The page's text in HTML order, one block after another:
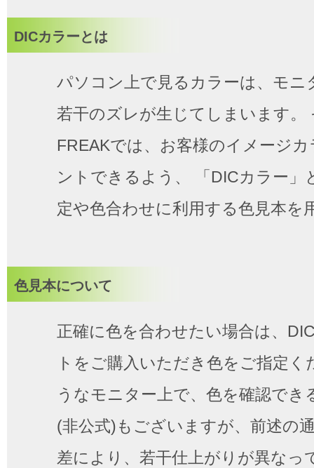
DICカラーとは
パソコン上で見るカラーは、モニ
若干のズレが生じてしまいます。
FREAKでは、お客様のイメージ
ントできるよう、 「DICカラー」
定や色合わせに利用する色見本を
色見本について
正確に色を合わせたい場合は、
トをご購入いただき色をご指定く
うなモニター上で、色を確認でき
(非公式)もございますが、前述の
差により、若干仕上がりが異なっ